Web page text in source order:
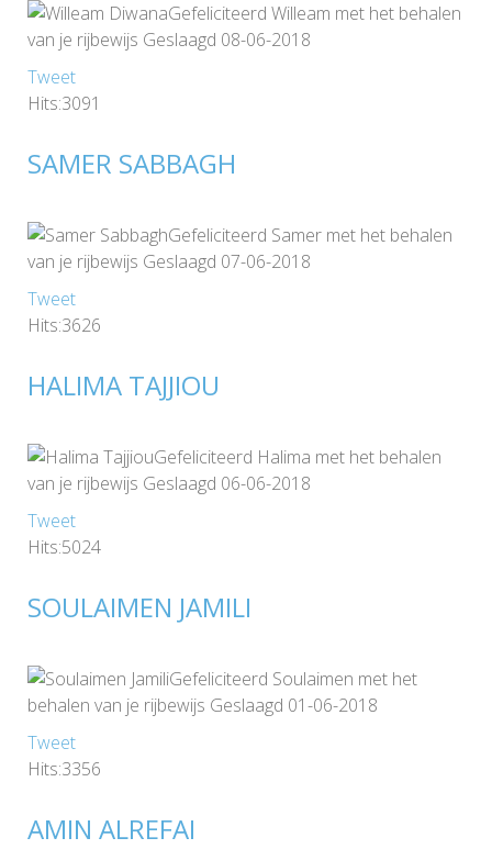
Gefeliciteerd Willeam met het behalen
van je rijbewijs Geslaagd 08-06-2018
Tweet
Hits:3091
SAMER SABBAGH
Gefeliciteerd Samer met het behalen
van je rijbewijs Geslaagd 07-06-2018
Tweet
Hits:3626
HALIMA TAJJIOU
Gefeliciteerd Halima met het behalen
van je rijbewijs Geslaagd 06-06-2018
Tweet
Hits:5024
SOULAIMEN JAMILI
Gefeliciteerd Soulaimen met het
behalen van je rijbewijs Geslaagd 01-06-2018
Tweet
Hits:3356
AMIN ALREFAI